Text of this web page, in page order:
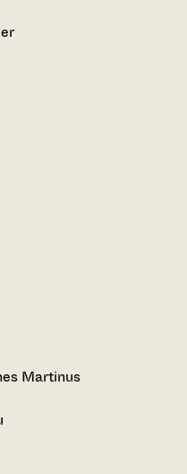
Martinus